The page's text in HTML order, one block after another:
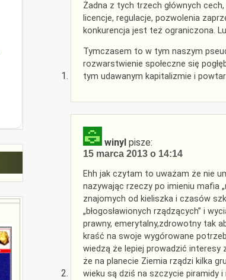
Żadna z tych trzech głównych
licencje, regulacje, pozwolenia
konkurencja jest też ograniczona.
Tymczasem to w tym naszym
rozwarstwienie społeczne się
tym udawanym kapitalizmie i
winyl pisze:
15 marca 2013 o 14:14
Ehh jak czytam to uważam że nie
nazywając rzeczy po imieniu mafia
znajomych od kieliszka i czasów
„błogosławionych rządzących” i
prawny, emerytalny,zdrowotny tak
kraść na swoje wygórowane
wiedzą że lepiej prowadzić
że na planecie Ziemia rządzi kilka
wieku są dziś na szczycie piramidy i